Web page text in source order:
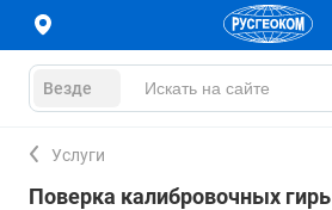
Везде
Услуги
Поверка калибровочных гирь